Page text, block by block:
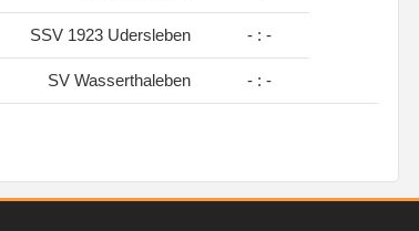
SSV 1923 Udersleben - : -
SV Wasserthaleben - : -